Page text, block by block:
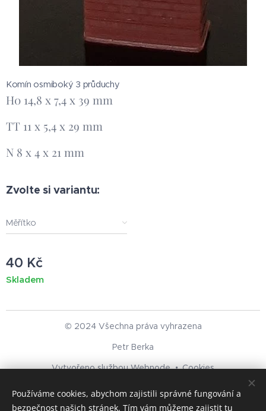
Komín osmiboký 3 průduchy
H0 14,8 x 7,4 x 39 mm
TT 11 x 5,4 x 29 mm
N 8 x 4 x 21 mm
Zvolte si variantu:
Měřítko
40 Kč
Skladem
© 2024 Všechna práva vyhrazena
Petr Berka
Vytvořeno službouWebnode Cookies
Jazyky
Používáme cookies, abychom zajistili správné fungování a
bezpečnost našich stránek. Tím vám můžeme zajistit tu